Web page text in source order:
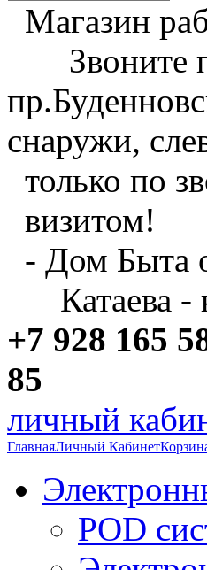
Магазин
Звоните
снаружи,
только по
визитом!
- Дом Быта
Катаева -
+7 928 165
личный
ГлавнаяЛичный Кабинет
POD